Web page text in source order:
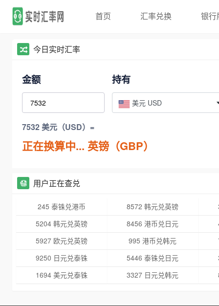
首页 汇率兑换 银行
今日实时汇率
金额 持有
美元 USD
7532 美元（USD）=
正在换算中... 英镑（GBP）
用户正在查兑
245 泰铢兑港币 8572 韩元兑英镑
5204 韩元兑英镑
8456 港币兑日元
5927 欧元兑英镑
995 港币兑韩元
9250 日元兑泰铢
5446 泰铢兑日元
1694 美元兑泰铢
3327 日元兑韩元